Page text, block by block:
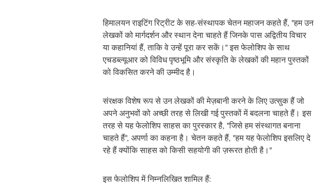
हिमालयन राइटिंग रिट्रीट के सह-संस्थापक चेतन महाजन कहते हैं, "हम उन
लेखकों को मार्गदर्शन और स्थान देना चाहते हैं जिनके पास अद्वितीय विचार
या कहानियां हैं, ताकि वे उन्हें पूरा कर सकें।" इस फेलोशिप के साथ
एचडब्ल्यूआर को विविध पृष्ठभूमि और संस्‍कृति के लेखकों की महान पुस्तकों
को विकसित करने की उम्मीद है।
संरक्षक विशेष रूप से उन लेखकों की मेज़बानी करने के लिए उत्सुक हैं जो
अपने अनुभवों को अच्छी तरह से लिखी गई पुस्तकों में बदलना चाहते हैं। इस
तरह से यह फेलोशिप साहस का पुरस्कार है, "जिसे हम संस्थागत बनाना
चाहते हैं", अपर्णा का कहना है। चेतन कहते हैं, "हम यह फेलोशिप इसलिए दे
रहे हैं क्योंकि साहस को किसी सहयोगी की ज़रूरत होती है।"
इस फेलोशिप में निम्नलिखित शामिल हैं: